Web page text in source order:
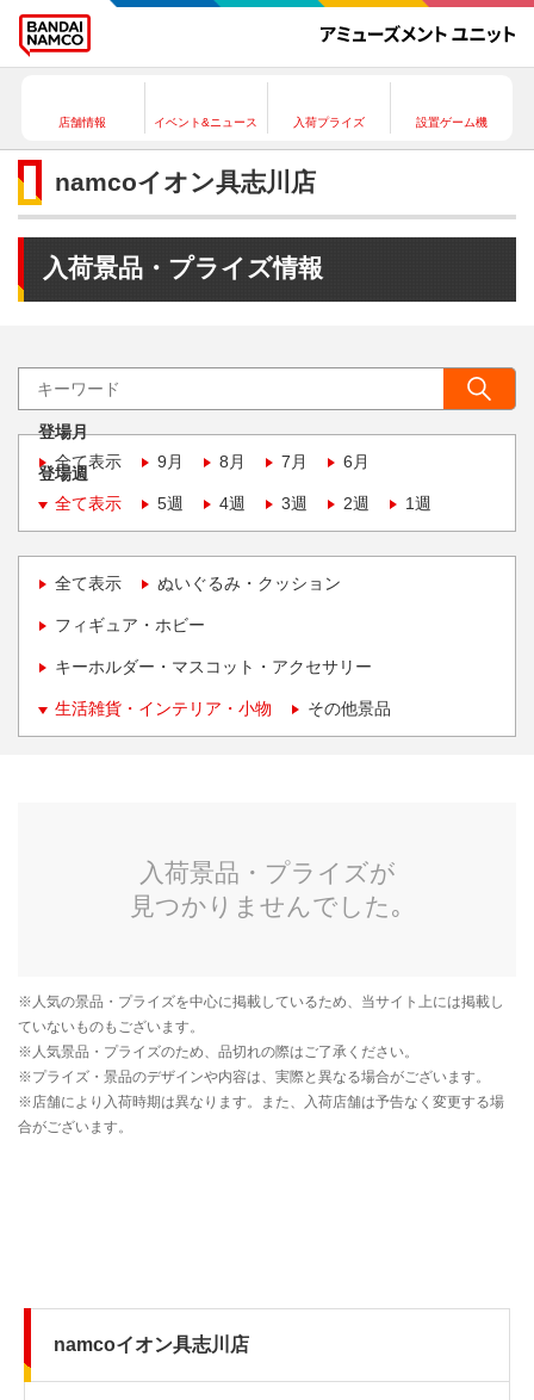
店舗情報 イベント&ニュース 入荷プライズ 設置ゲーム機
namcoイオン具志川店
入荷景品・プライズ情報
登場月
全て表示
9月 8月 7月 6月
登場週
全て表示
5週 4週 3週 2週 1週
全て表示 ぬいぐるみ・クッション
フィギュア・ホビー
キーホルダー・マスコット・アクセサリー
生活雑貨・インテリア・小物 その他景品
namcoイオン具志川店